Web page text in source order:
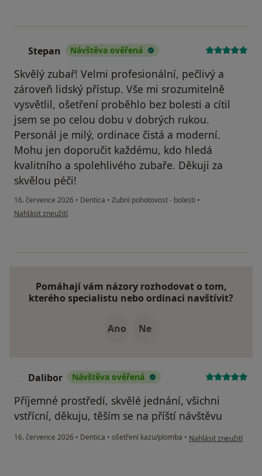
Stepan Návštěva ověřená
Skvělý zubař! Velmi profesionální, pečlivý a
zároveň lidský přístup. Vše mi srozumitelně
vysvětlil, ošetření proběhlo bez bolesti a cítil
jsem se po celou dobu v dobrých rukou.
Personál je milý, ordinace čistá a moderní.
Mohu jen doporučit každému, kdo hledá
kvalitního a spolehlivého zubaře. Děkuji za
skvělou péči!
16. července 2026 • Dentica • Zubní pohotovost - bolesti •
podle názoru uživatele Stepan
Nahlásit zneužití
Pomáhají vám názory rozhodovat o tom,
kterého specialistu nebo ordinaci navštívit?
Ano Ne
Dalibor Návštěva ověřená
Příjemné prostředí, skvělé jednání, všichni
vstřícní, děkuju, těším se na příští návštěvu
16. července 2026 • Dentica • ošetření kazu/plomba • podle názoru
Nahlásit zneužití